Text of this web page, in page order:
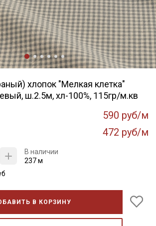
хлопок "Мелкая клетка"
ш.2.5м, хл-100%, 115гр/м.кв
590 руб/м
472 руб/м
В наличии
237 м
В КОРЗИНУ